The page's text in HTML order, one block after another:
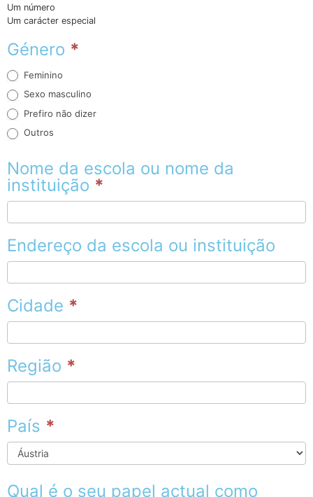
Um número
Um carácter especial
Género *
Feminino
Sexo masculino
Prefiro não dizer
Outros
Nome da escola ou nome da
instituição *
Endereço da escola ou instituição
Cidade *
Região *
País *
País
Qual é o seu papel actual como